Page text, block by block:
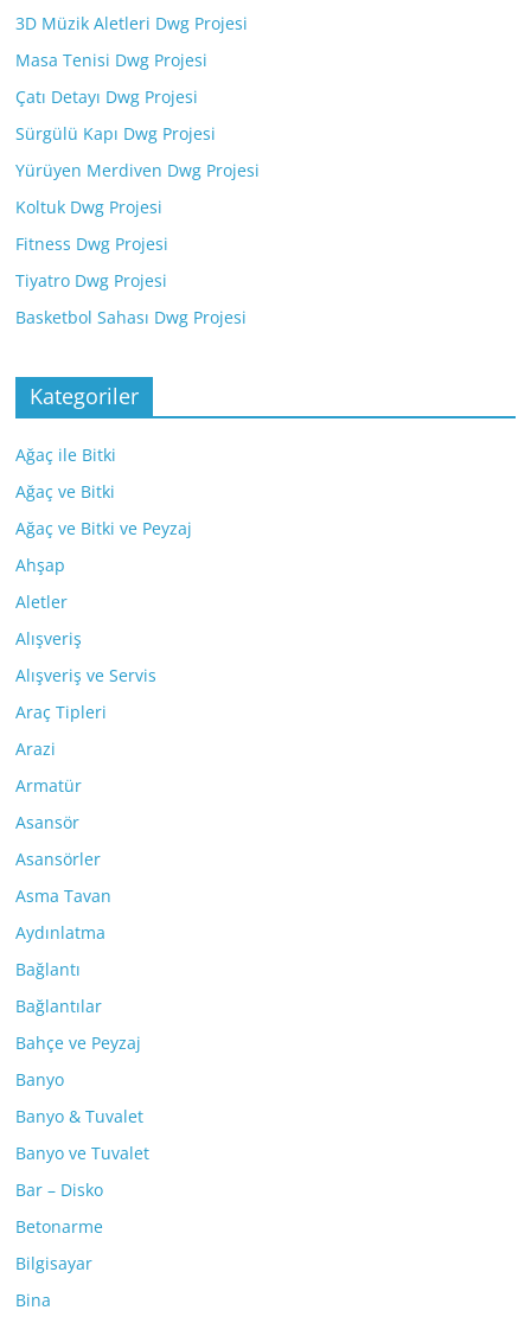
3D Müzik Aletleri Dwg Projesi
Masa Tenisi Dwg Projesi
Çatı Detayı Dwg Projesi
Sürgülü Kapı Dwg Projesi
Yürüyen Merdiven Dwg Projesi
Koltuk Dwg Projesi
Fitness Dwg Projesi
Tiyatro Dwg Projesi
Basketbol Sahası Dwg Projesi
Kategoriler
Ağaç ile Bitki
Ağaç ve Bitki
Ağaç ve Bitki ve Peyzaj
Ahşap
Aletler
Alışveriş
Alışveriş ve Servis
Araç Tipleri
Arazi
Armatür
Asansör
Asansörler
Asma Tavan
Aydınlatma
Bağlantı
Bağlantılar
Bahçe ve Peyzaj
Banyo
Banyo & Tuvalet
Banyo ve Tuvalet
Bar – Disko
Betonarme
Bilgisayar
Bina